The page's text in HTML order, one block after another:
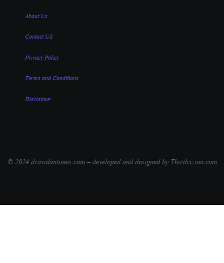
About Us
Contact US
Privacy Policy
Terms and Conditions
Disclaimer
© 2024 dravidantimes.com – developed and designed by Thirdvizion.com